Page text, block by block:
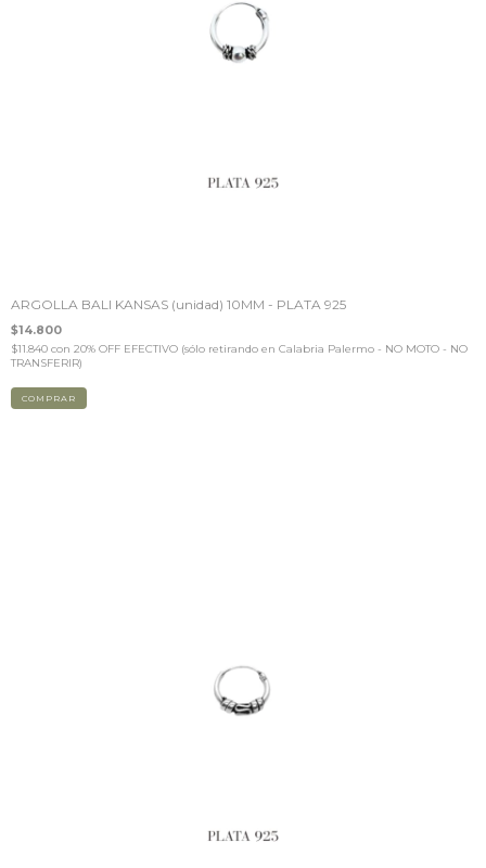
ARGOLLA BALI KANSAS (unidad) 10MM - PLATA 925
$14.800
$11.840 con 20% OFF EFECTIVO (sólo retirando en Calabria Palermo - NO MOTO - NO
TRANSFERIR)
COMPRAR